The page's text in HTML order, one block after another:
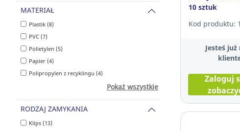
MATERIAŁ
Plastik (8)
PVC (7)
Polietylen (5)
Papier (4)
Polipropylen z recyklingu (4)
Pokaż wszystkie
RODZAJ ZAMYKANIA
Klips (13)
10 sztuk
Kod produktu:
Jesteś już
Zaloguj